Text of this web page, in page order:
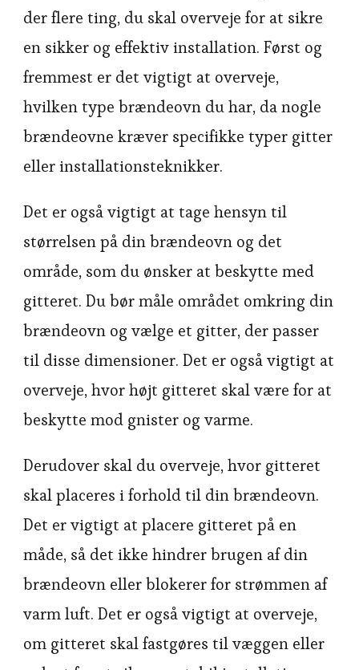
der flere ting, du skal overveje for at sikre
en sikker og effektiv installation. Først og
fremmest er det vigtigt at overveje,
hvilken type brændeovn du har, da nogle
brændeovne kræver specifikke typer gitter
eller installationsteknikker.
Det er også vigtigt at tage hensyn til
størrelsen på din brændeovn og det
område, som du ønsker at beskytte med
gitteret. Du bør måle området omkring din
brændeovn og vælge et gitter, der passer
til disse dimensioner. Det er også vigtigt at
overveje, hvor højt gitteret skal være for at
beskytte mod gnister og varme.
Derudover skal du overveje, hvor gitteret
skal placeres i forhold til din brændeovn.
Det er vigtigt at placere gitteret på en
måde, så det ikke hindrer brugen af din
brændeovn eller blokerer for strømmen af
varm luft. Det er også vigtigt at overveje,
om gitteret skal fastgøres til væggen eller